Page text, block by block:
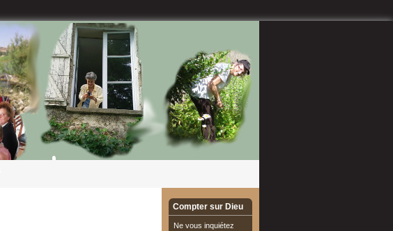
Compter sur Dieu
Ne vous inquiétez